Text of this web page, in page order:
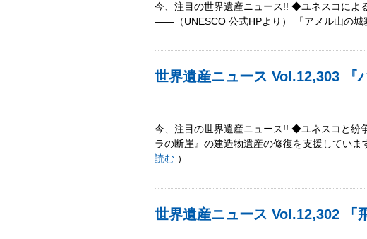
今、注目の世界遺産ニュース!! ◆ユネスコによ
――（UNESCO 公式HPより） 「アメル山の
世界遺産ニュース Vol.12,303 『
今、注目の世界遺産ニュース!! ◆ユネスコと紛
ラの断崖』の建造物遺産の修復を支援してい
読む）
世界遺産ニュース Vol.12,302 「